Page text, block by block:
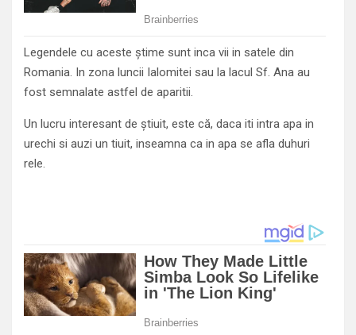
Legendele cu aceste știme sunt inca vii in satele din
Romania. In zona luncii Ialomitei sau la lacul Sf. Ana au
fost semnalate astfel de aparitii.
Un lucru interesant de știuit, este că, daca iti intra apa in
urechi si auzi un tiuit, inseamna ca in apa se afla duhuri
rele.